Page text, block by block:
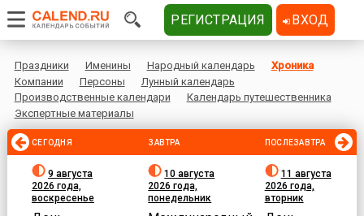
Праздники Именины Народный календарь
Хроника
Компании
Персоны
Лунный календарь
Производственные календари
Календарь путешественника
Экспертные материалы
СЕГОДНЯ
9 августа
2026 года,
воскресенье
ЗАВТРА
10 августа
2026 года,
понедельник
ПОСЛЕЗАВТРА
11 августа
2026 года,
вторник
РЕГИСТРАЦИЯ ВХОД